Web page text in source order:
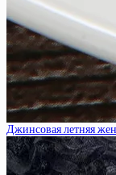
Джинсовая летняя